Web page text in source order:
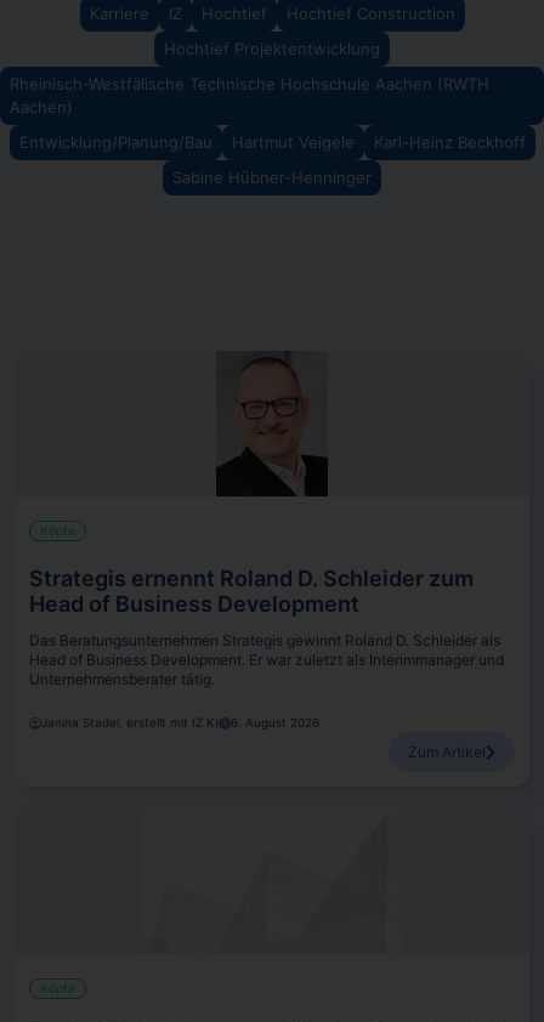
Karriere IZ Hochtief
Hochtief Construction
Hochtief Projektentwicklung
Rheinisch-Westfälische Technische Hochschule Aachen (RWTH
Aachen)
Entwicklung/Planung/Bau
Hartmut Veigele
Karl-Heinz Beckhoff
Sabine Hübner-Henninger
Köpfe
Strategis ernennt Roland D. Schleider zum
Head of Business Development
Das Beratungsunternehmen Strategis gewinnt Roland D. Schleider als
Head of Business Development. Er war zuletzt als Interimmanager und
Unternehmensberater tätig.
Janina Stadel, erstellt mit IZ KI 6. August 2026
Zum Artikel
Köpfe